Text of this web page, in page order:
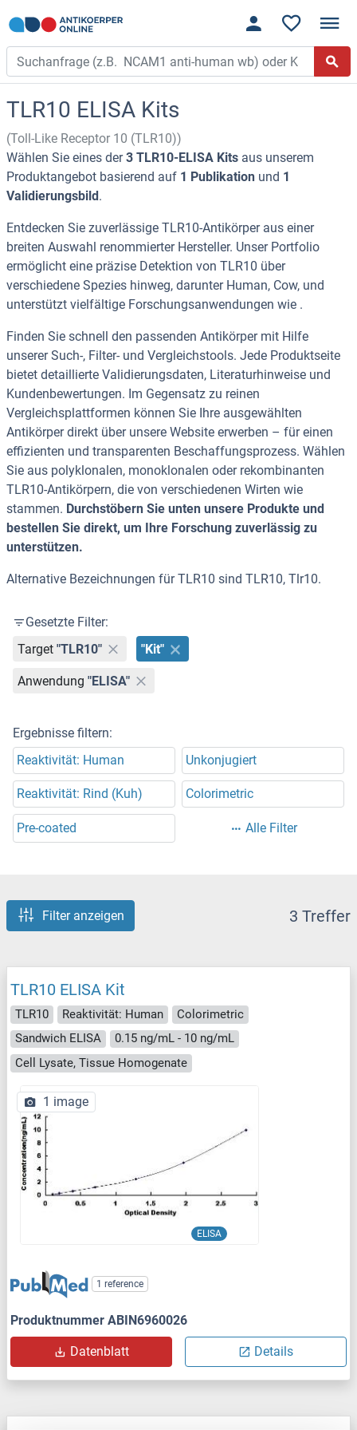
TLR10 ELISA Kits
(Toll-Like Receptor 10 (TLR10))
Wählen Sie eines der3 TLR10-ELISA Kits aus unserem
Produktangebot basierend auf 1 Publikation und 1
Validierungsbild .
Entdecken Sie zuverlässige TLR10-Antikörper aus einer
breiten Auswahl renommierter Hersteller. Unser Portfolio
ermöglicht eine präzise Detektion von TLR10 über
verschiedene Spezies hinweg, darunter Human, Cow, und
unterstützt vielfältige Forschungsanwendungen wie .
Finden Sie schnell den passenden Antikörper mit Hilfe
unserer Such-, Filter- und Vergleichstools. Jede Produktseite
bietet detaillierte Validierungsdaten, Literaturhinweise und
Kundenbewertungen. Im Gegensatz zu reinen
Vergleichsplattformen können Sie Ihre ausgewählten
Antikörper direkt über unsere Website erwerben – für einen
effizienten und transparenten Beschaffungsprozess. Wählen
Sie aus polyklonalen, monoklonalen oder rekombinanten
TLR10-Antikörpern, die von verschiedenen Wirten wie
stammen. Durchstöbern Sie unten unsere Produkte und
bestellen Sie direkt, um Ihre Forschung zuverlässig zu
unterstützen.
Alternative Bezeichnungen für TLR10 sind TLR10, Tlr10.
Gesetzte Filter:
Target "TLR10" "Kit"
Anwendung "ELISA"
Ergebnisse filtern:
Reaktivität: Human
Unkonjugiert
Reaktivität: Rind (Kuh) Colorimetric
Pre-coated Alle Filter
Filter anzeigen 3 Treffer
TLR10 ELISA Kit
TLR10 Reaktivität: Human
Colorimetric
Sandwich ELISA
0.15 ng/mL - 10 ng/mL
Cell Lysate, Tissue Homogenate
ELISA
1 image
1 reference
Produktnummer ABIN6960026
Datenblatt Details